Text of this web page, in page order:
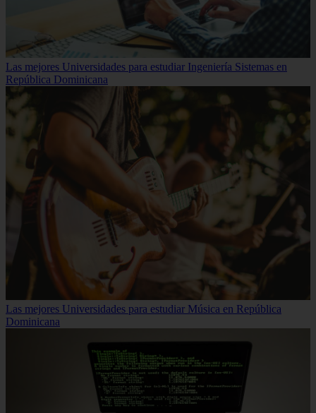
Las mejores Universidades para estudiar Ingeniería Sistemas en
República Dominicana
Las mejores Universidades para estudiar Música en República
Dominicana